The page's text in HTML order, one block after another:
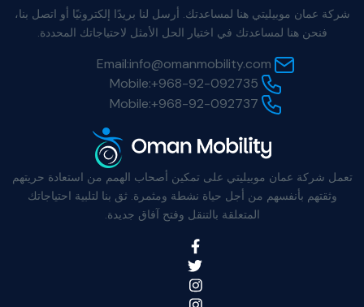
شركة عمان موبيليتي هنا لمساعدتك. أرسل لنا بريدًا إلكترونيًا أو اتصل بنا،
فنحن هنا لمساعدتك في اختيار الحل الأمثل لاحتياجاتك المحددة.
Email:info@omanmobility.com
Mobile:+968-92-092735
Mobile:+968-92-092737
تعمل شركة عمان موبيليتي على تمكين أصحاب الهمم من استعادة حريتهم
وثقتهم بأنفسهم من أجل حياة نشطة ومثمرة. ثق بنا لتلبية احتياجاتك
المتعلقة بالتنقل وفتح آفاق جديدة.